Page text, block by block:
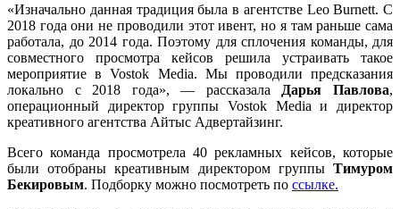
«Изначально данная традиция была в агентстве Leo Burnett. С
2018 года они не проводили этот ивент, но я там раньше сама
работала, до 2014 года. Поэтому для сплочения команды, для
совместного просмотра кейсов решила устраивать такое
мероприятие в Vostok Media. Мы проводили предсказания
локально с 2018 года», — рассказала Дарья Павлова,
операционный директор группы Vostok Media и директор
креативного агентства Айтыс Адвертайзинг.
Всего команда просмотрела 40 рекламных кейсов, которые
были отобраны креативным директором группыТимуром
Бекировым. Подборку можно посмотреть по ссылке.